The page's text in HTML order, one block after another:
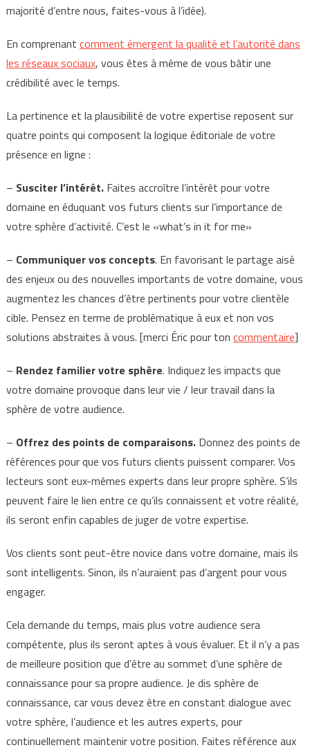
majorité d’entre nous, faites-vous à l’idée).
En comprenant comment émergent la qualité et l’autorité dans
les réseaux sociaux, vous êtes à même de vous bâtir une
crédibilité avec le temps.
La pertinence et la plausibilité de votre expertise reposent sur
quatre points qui composent la logique éditoriale de votre
présence en ligne :
– Susciter l’intérêt. Faites accroître l’intérêt pour votre
domaine en éduquant vos futurs clients sur l’importance de
votre sphère d’activité. C’est le «what’s in it for me»
– Communiquer vos concepts. En favorisant le partage aisé
des enjeux ou des nouvelles importants de votre domaine, vous
augmentez les chances d’être pertinents pour votre clientèle
cible. Pensez en terme de problématique à eux et non vos
solutions abstraites à vous. [merci Éric pour ton commentaire]
– Rendez familier votre sphère. Indiquez les impacts que
votre domaine provoque dans leur vie / leur travail dans la
sphère de votre audience.
– Offrez des points de comparaisons.Donnez des points de
références pour que vos futurs clients puissent comparer. Vos
lecteurs sont eux-mêmes experts dans leur propre sphère. S’ils
peuvent faire le lien entre ce qu’ils connaissent et votre réalité,
ils seront enfin capables de juger de votre expertise.
Vos clients sont peut-être novice dans votre domaine, mais ils
sont intelligents. Sinon, ils n’auraient pas d’argent pour vous
engager.
Cela demande du temps, mais plus votre audience sera
compétente, plus ils seront aptes à vous évaluer. Et il n’y a pas
de meilleure position que d’être au sommet d’une sphère de
connaissance pour sa propre audience. Je dis sphère de
connaissance, car vous devez être en constant dialogue avec
votre sphère, l’audience et les autres experts, pour
continuellement maintenir votre position. Faites référence aux